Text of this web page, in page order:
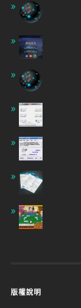
版權說明